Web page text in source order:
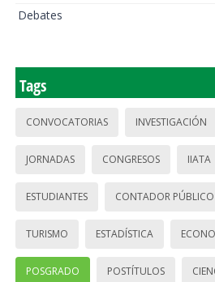
Debates
Tags
CONVOCATORIAS INVESTIGACIÓN
JORNADAS CONGRESOS IIATA
ESTUDIANTES CONTADOR PÚBLICO
TURISMO ESTADÍSTICA
POSGRADO POSTÍTULOS